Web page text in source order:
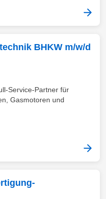
BHKW m/w/d
Service-Partner für
Gasmotoren und